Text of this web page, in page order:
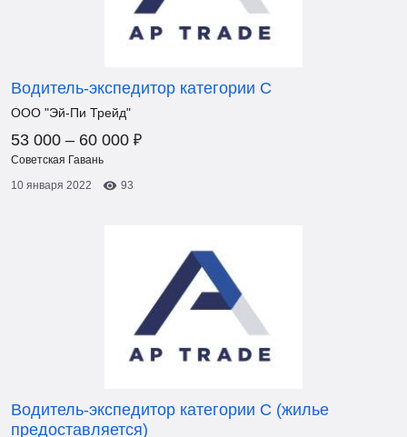
Водитель-экспедитор категории C
ООО "Эй-Пи Трейд"
53 000 – 60 000 ₽
Советская Гавань
10 января 2022
93
Водитель-экспедитор категории C (жилье
предоставляется)